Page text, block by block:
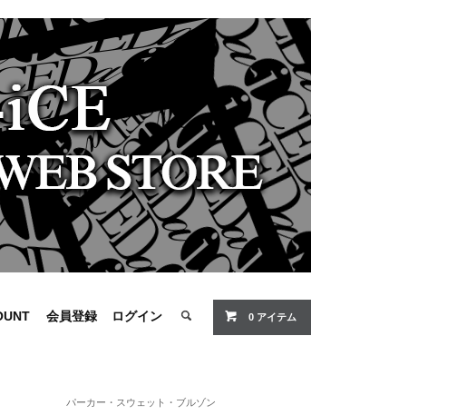
会員登録 ログイン 0 アイテム
パーカー・スウェット・ブルゾン